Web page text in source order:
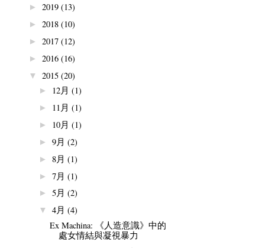
► 2019 (13)
► 2018 (10)
► 2017 (12)
► 2016 (16)
▼ 2015 (20)
► 12月 (1)
► 11月 (1)
► 10月 (1)
►9月 (2)
►8月 (1)
►7月 (1)
►5月 (2)
▼ 4月 (4)
Ex Machina: 《人造意識》中的
處女情結與凝視暴力